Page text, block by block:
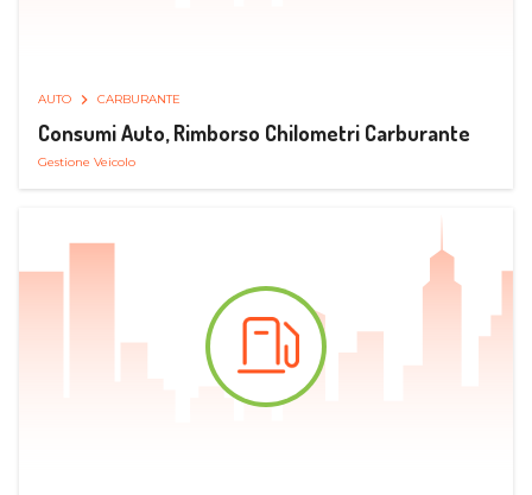
AUTO CARBURANTE
Consumi Auto, Rimborso Chilometri Carburante
Gestione Veicolo